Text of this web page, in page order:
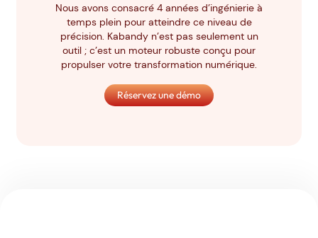
Nous avons consacré 4 années d’ingénierie à
temps plein pour atteindre ce niveau de
précision. Kabandy n’est pas seulement un
outil ; c’est un moteur robuste conçu pour
propulser votre transformation numérique.
Réservez une démo